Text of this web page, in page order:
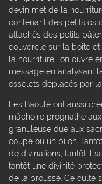
devin met de la
contenant des petits os
attachés des petits
couvercle sur la boite
la nourriture . on ouvre
message en analysant
osselets déplacés par la
Les Baoulé ont aussi
mâchoire prognathe
granuleuse due aux
coupe ou un pilon.
de divinations, tantôt il
tantôt une divinité
de la brousse. Ce culte